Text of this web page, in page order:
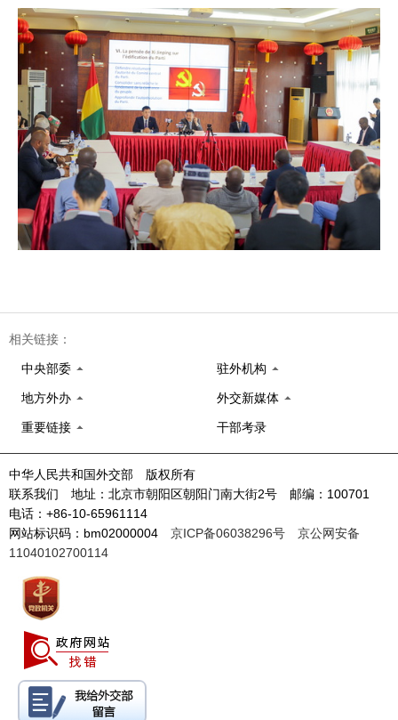
相关链接：
中央部委 驻外机构
地方外办 外交新媒体
重要链接 干部考录
中华人民共和国外交部 版权所有
联系我们 地址：北京市朝阳区朝阳门南大街2号 邮编：100701
电话：+86-10-65961114
网站标识码：bm02000004 京ICP备06038296号
京公网安备
11040102700114